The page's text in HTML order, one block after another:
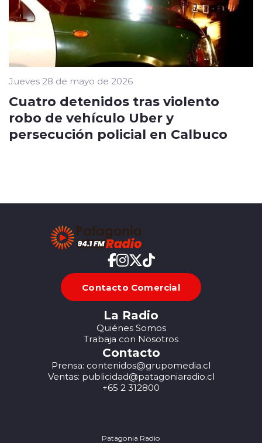
Jueves 28 de mayo de 2026
Cuatro detenidos tras violento
robo de vehículo Uber y
persecución policial en Calbuco
Contacto Comercial
La Radio
Quiénes Somos
Trabaja con Nosotros
Contacto
Prensa: contenidos@grupomedia.cl
Ventas: publicidad@patagoniaradio.cl
+65 2 312800
Patagonia Radio